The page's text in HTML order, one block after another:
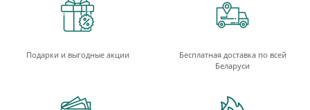
Подарки и выгодные акции
Бесплатная доставка по всей
Беларуси